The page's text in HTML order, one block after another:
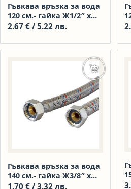
Гъвкава връзка за вода
120 см.- гайка Ж1/2″ х
нипел М1/2″
2.67 € / 5.22 лв.
Гъвкава връзка за вода
140 см.- гайка Ж3/8″ х
гайка Ж3/8″
1.70 € / 3.32 лв.
Добавяне